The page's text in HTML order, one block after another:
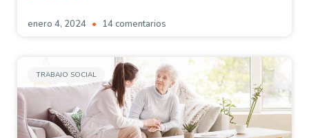
enero 4, 2024 14 comentarios
TRABAJO SOCIAL